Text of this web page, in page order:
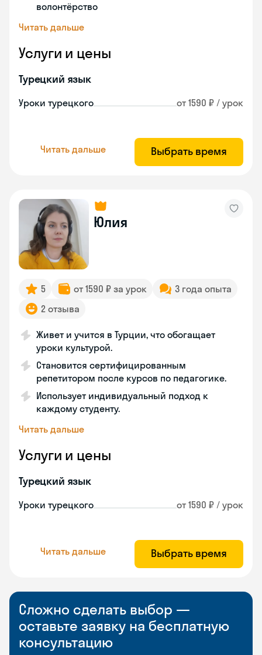
волонтёрство
Читать дальше
Услуги и цены
Турецкий язык
Уроки турецкого от 1590 ₽ / урок
Читать дальше Выбрать время
Юлия
5 от 1590 ₽ за урок
3 года опыта
2 отзыва
Живет и учится в Турции, что обогащает
уроки культурой.
Становится сертифицированным
репетитором после курсов по педагогике.
Использует индивидуальный подход к
каждому студенту.
Читать дальше
Услуги и цены
Турецкий язык
Уроки турецкого от 1590 ₽ / урок
Читать дальше Выбрать время
Сложно сделать выбор —
оставьте заявку на бесплатную
консультацию